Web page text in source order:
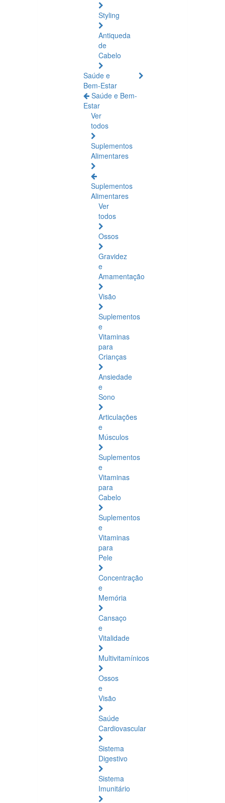
Styling
Antiqueda
de
Cabelo
Saúde e
Bem-Estar
Saúde e Bem-
Estar
Ver
todos
Suplementos
Alimentares
Suplementos
Alimentares
Ver
todos
Ossos
Gravidez
e
Amamentação
Visão
Suplementos
e
Vitaminas
para
Crianças
Ansiedade
e
Sono
Articulações
e
Músculos
Suplementos
e
Vitaminas
para
Cabelo
Suplementos
e
Vitaminas
para
Pele
Concentração
e
Memória
Cansaço
e
Vitalidade
Multivitamínicos
Ossos
e
Visão
Saúde
Cardiovascular
Sistema
Digestivo
Sistema
Imunitário